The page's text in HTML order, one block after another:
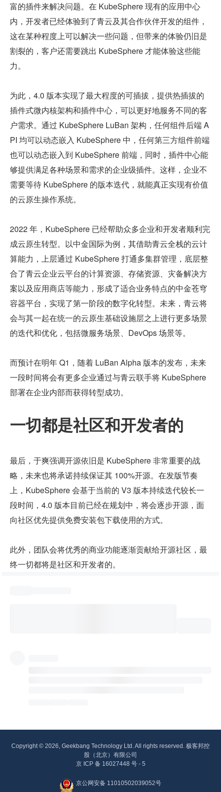
富的插件来解决问题。在 KubeSphere 现有的应用中心
内，开发者已经体验到了青云及其合作伙伴开发的组件，
这在某种程度上可以解决一些问题，但带来的体验仍旧是
割裂的，客户还需要跳出 KubeSphere 才能体验这些能
力。
为此，4.0 版本实现了最大程度的可插拔，提供热插拔的
插件式微内核架构和插件中心，可以更好地服务不同的客
户需求。通过 KubeSphere LuBan 架构，任何组件后端 A
PI 均可以动态嵌入 KubeSphere 中，任何第三方组件前端
也可以动态嵌入到 KubeSphere 前端，同时，插件中心能
够提供满足各种场景和需求的企业级插件。这样，企业不
需要等待 KubeSphere 的版本迭代，就能真正实现有价值
的云原生操作系统。
2022 年，KubeSphere 已经帮助众多企业和开发者顺利完
成云原生转型。以中金国际为例，其借助青云全栈的云计
算能力，上层通过 KubeSphere 打通多集群管理，底层整
合了青云企业云平台的计算资源、存储资源、灾备解决方
案以及应用商店等能力，形成了适合业务特点的中金苍穹
容器平台，实现了第一阶段的数字化转型。未来，青云将
会与其一起在统一的云原生基础设施层之上进行更多场景
的迭代和优化，包括微服务场景、DevOps 场景等。
而预计在明年 Q1，随着 LuBan Alpha 版本的发布，未来
一段时间将会有更多企业通过与青云联手将 KubeSphere
部署在企业内部而获得转型成功。
一切都是社区和开发者的
最后，于爽强调开源依旧是 KubeSphere 非常重要的战
略，未来也将承诺持续保证其 100%开源。在发版节奏
上，KubeSphere 会基于当前的 V3 版本持续迭代较长一
段时间，4.0 版本目前已经在规划中，将会逐步开源，面
向社区优先提供免费安装包下载使用的方式。
此外，团队会将优秀的商业功能逐渐贡献给开源社区，最
终一切都将是社区和开发者的。
Copyright © 2026, Geekbang Technology Ltd. All rights reserved. 极客邦控
股（北京）有限公司
京 ICP 备 16027448 号 - 5
京公网安备 11010502039052号